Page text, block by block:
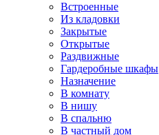
Встроенные
Из кладовки
Закрытые
Открытые
Раздвижные
Гардеробные шкафы
Назначение
В комнату
В нишу
В спальню
В частный дом